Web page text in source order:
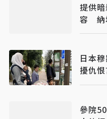
提供
容 納
日本
擾仇
參院